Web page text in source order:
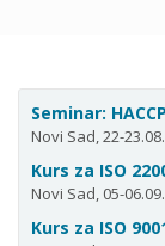
Seminar:
Novi Sad, 22-
Kurs za ISO
Novi Sad, 05-
Kurs za ISO